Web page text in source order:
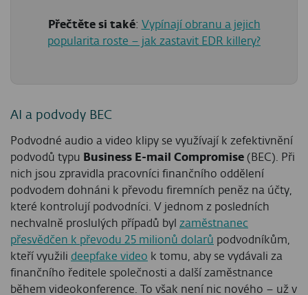
Přečtěte si také: Vypínají obranu a jejich
popularita roste – jak zastavit EDR killery?
AI a podvody BEC
Podvodné audio a video klipy se využívají k zefektivnění
podvodů typu Business E-mail Compromise (BEC). Při
nich jsou zpravidla pracovníci finančního oddělení
podvodem dohnáni k převodu firemních peněz na účty,
které kontrolují podvodníci. V jednom z posledních
nechvalně proslulých případů byl zaměstnanec
přesvědčen k převodu 25 milionů dolarů podvodníkům,
kteří využili deepfake video k tomu, aby se vydávali za
finančního ředitele společnosti a další zaměstnance
během videokonference. To však není nic nového – už v